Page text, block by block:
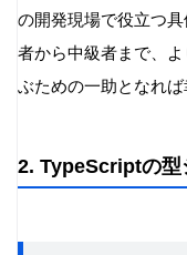
の開発現場で役立つ
者から中級者まで、
ぶための一助となれば
2. TypeScriptの型